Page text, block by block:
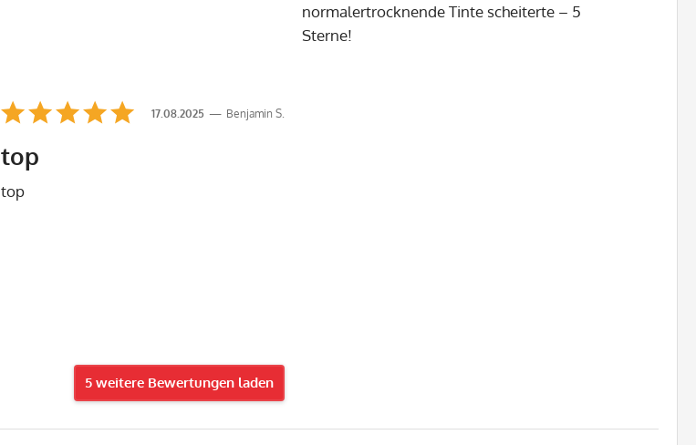
normalertrocknende Tinte scheiterte – 5
Sterne!
Benjamin S.
17.08.2025
top
top
5 weitere Bewertungen laden